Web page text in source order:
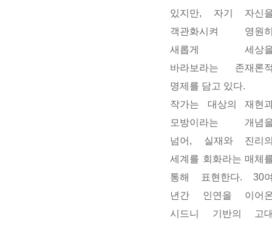
있지만, 자기
자신
객관화시켜
영원
새롭게
세상
바라보라는
존재론
명제를 담고 있다.
작가는
대상의
재현
모방이라는
개념
넘어 , 실재와
진리
세계를 회화라는 매체
통해
표현한다. 30
년간
인연을
이어
시드니
기반의
고